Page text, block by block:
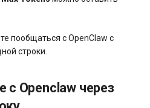
пообщаться с OpenClaw c
строки.
с Openclaw через